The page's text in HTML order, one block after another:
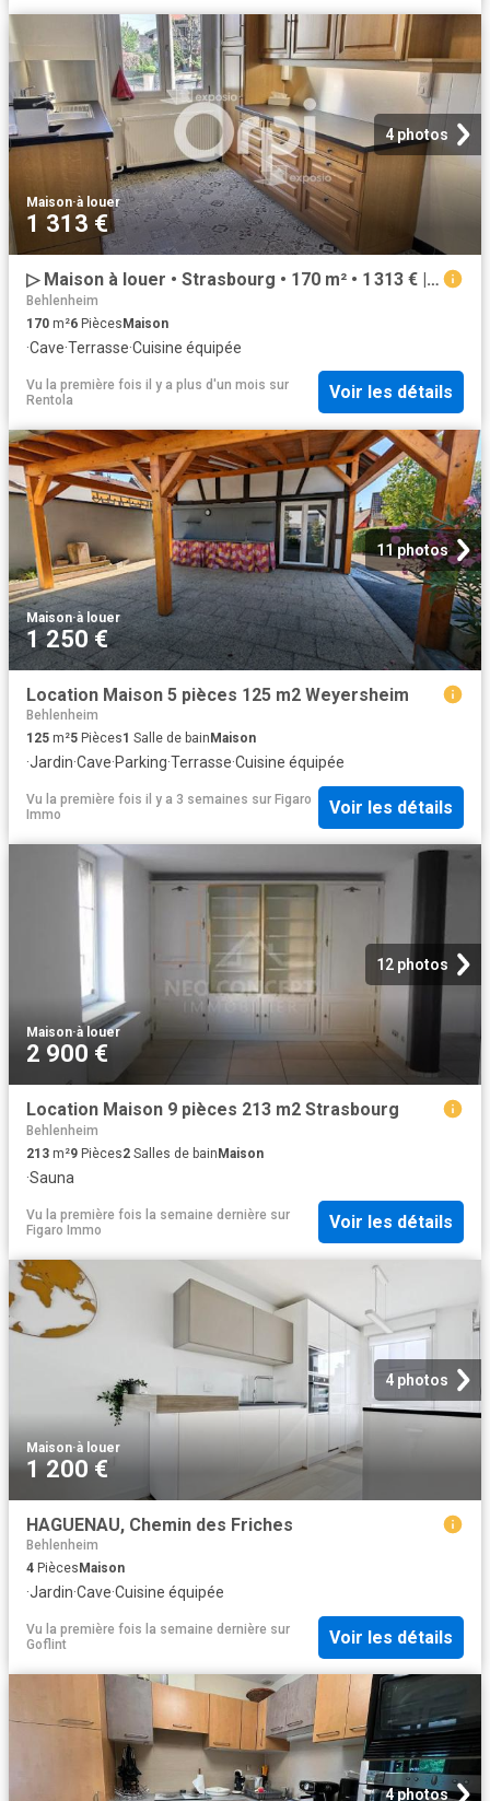
4 photos
Maison·à louer
1 313 €
▷ Maison à louer • Strasbourg • 170 m² • 1 313 € | immoRegion
Behlenheim
170 m²6 PiècesMaison
·Cave·Terrasse·Cuisine équipée
Vu la première fois il y a plus d'un mois sur
Rentola
Voir les détails
11 photos
Maison·à louer
1 250 €
Location Maison 5 pièces 125 m2 Weyersheim
Behlenheim
125 m²5 Pièces1 Salle de bain Maison
·Jardin·Cave·Parking·Terrasse·Cuisine équipée
Vu la première fois il y a 3 semaines sur Figaro
Immo
Voir les détails
12 photos
Maison·à louer
2 900 €
Location Maison 9 pièces 213 m2 Strasbourg
Behlenheim
213 m²9 Pièces2 Salles de bainMaison
·Sauna
Vu la première fois la semaine dernière sur
Figaro Immo
Voir les détails
4 photos
Maison·à louer
1 200 €
HAGUENAU, Chemin des Friches
Behlenheim
4 Pièces Maison
·Jardin·Cave·Cuisine équipée
Vu la première fois la semaine dernière sur
Goflint
Voir les détails
4 photos